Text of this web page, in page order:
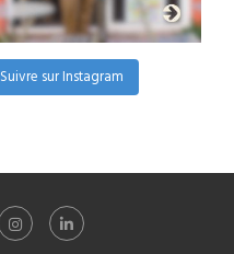
Suivre sur Instagram